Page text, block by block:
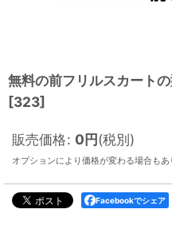
無料の前フリルスカート
[323]
販売価格: 0円(税別)
オプションにより価格が変わる場合もあ
Facebookでシェア